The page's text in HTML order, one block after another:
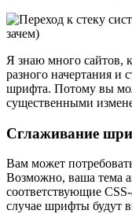
Я знаю много сайтов,
разного начертания и
шрифта. Потому вы
существенными
Сглаживание
Вам может
Возможно, ваша тема
соответствующие
случае шрифты будут